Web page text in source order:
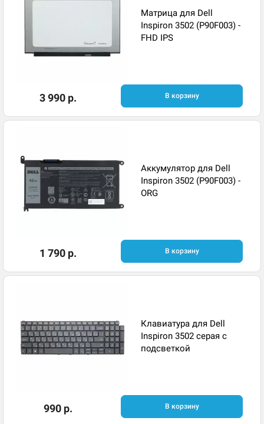
Матрица для Dell
Inspiron 3502 (P90F003) -
FHD IPS
3 990 р. В корзину
Аккумулятор для Dell
Inspiron 3502 (P90F003) -
ORG
1 790 р. В корзину
Клавиатура для Dell
Inspiron 3502 серая с
подсветкой
990 р. В корзину